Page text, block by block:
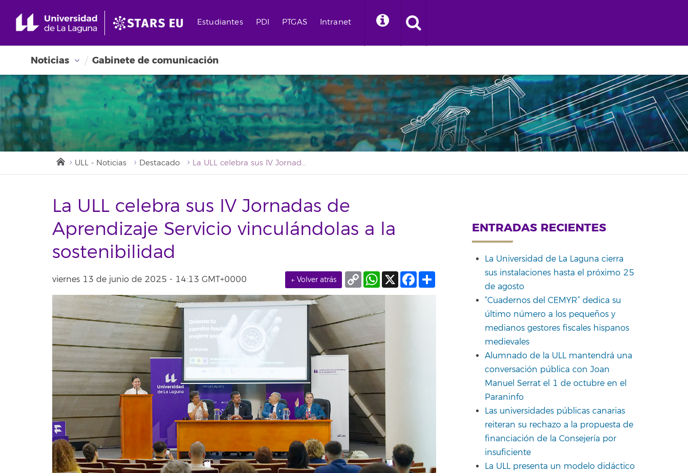
Estudiantes PDI PTGAS Intranet
Noticias Gabinete de comunicación
ULL - Noticias Destacado La ULL celebra sus IV Jornadas de Aprendizaje Servicio vinculándolas a la sostenibilidad
La ULL celebra sus IV Jornadas de
Aprendizaje Servicio vinculándolas a la
sostenibilidad
viernes 13 de junio de 2025 - 14:13 GMT+0000 ← Volver atrás Facebook
X
WhatsApp
Copy
Link
ENTRADAS RECIENTES
La Universidad de La Laguna cierra
sus instalaciones hasta el próximo 25
de agosto
“Cuadernos del CEMYR” dedica su
último número a los pequeños y
medianos gestores fiscales hispanos
medievales
Alumnado de la ULL mantendrá una
conversación pública con Joan
Manuel Serrat el 1 de octubre en el
Paraninfo
Las universidades públicas canarias
reiteran su rechazo a la propuesta de
financiación de la Consejería por
insuficiente
La ULL presenta un modelo didáctico